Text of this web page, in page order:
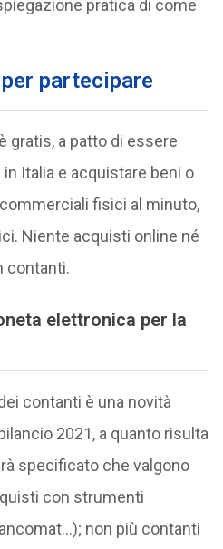
pratica di come
partecipare
gratis, a patto di essere
Italia e acquistare beni o
fisici al minuto,
Niente acquisti online né
contanti.
elettronica per la
contanti è una novità
2021, a quanto risulta
specificato che valgono
con strumenti
non più contanti